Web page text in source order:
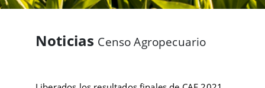
Noticias Censo Agropecuario